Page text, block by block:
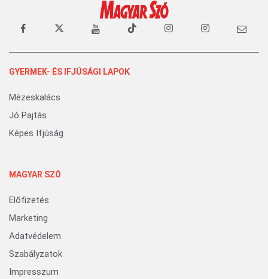
GYERMEK- ÉS IFJÚSÁGI LAPOK
Mézeskalács
Jó Pajtás
Képes Ifjúság
MAGYAR SZÓ
Előfizetés
Marketing
Adatvédelem
Szabályzatok
Impresszum